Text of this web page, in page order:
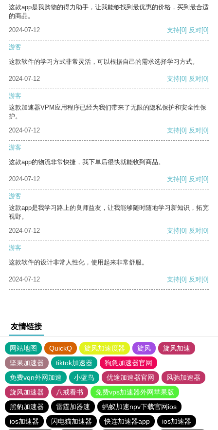
这款app是我购物的得力助手，让我能够找到最优惠的价格，买到最合适
的商品。
2024-07-12
支持[0] 反对[0]
游客
这款软件的学习方式非常灵活，可以根据自己的需求选择学习方式。
2024-07-12 支持[0] 反对[0]
游客
这款加速器VPM应用程序已经为我们带来了无限的隐私保护和安全性保
护。
2024-07-12
支持[0] 反对[0]
游客
这款app的物流非常快捷，我下单后很快就能收到商品。
2024-07-12 支持[0] 反对[0]
游客
这款app是我学习路上的良师益友，让我能够随时随地学习新知识，拓宽
视野。
2024-07-12
支持[0] 反对[0]
游客
这款软件的设计非常人性化，使用起来非常舒服。
2024-07-12 支持[0] 反对[0]
友情链接
网站地图 QuickQ 旋风加速度器 旋风
旋风加速
坚果加速器
tiktok加速器
狗急加速器官网
免费vqn外网加速
小蓝鸟 优途加速器官网
风驰加速器
旋风加速器
八戒看书
免费vps加速器外网苹果版
黑豹加速器
雷霆加器速
蚂蚁加速npv下载官网ios
ios加速器
闪电猫加速器 快连加速器app ios加速器